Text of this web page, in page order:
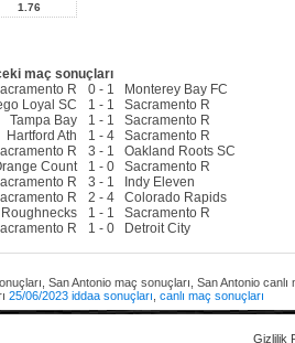
1.76
maç sonuçları
R
0 - 1 Monterey Bay FC
Loyal SC
1 - 1 Sacramento R
Tampa Bay
1 - 1 Sacramento R
Hartford Ath
1 - 4 Sacramento R
R
3 - 1 Oakland Roots SC
Count
1 - 0 Sacramento R
R
3 - 1 Indy Eleven
R
2 - 4 Colorado Rapids
1 - 1 Sacramento R
R
1 - 0 Detroit City
San Antonio maç sonuçları, San Antonio
25/06/2023 iddaa sonuçları canlı maç sonuçları
Gizlilik